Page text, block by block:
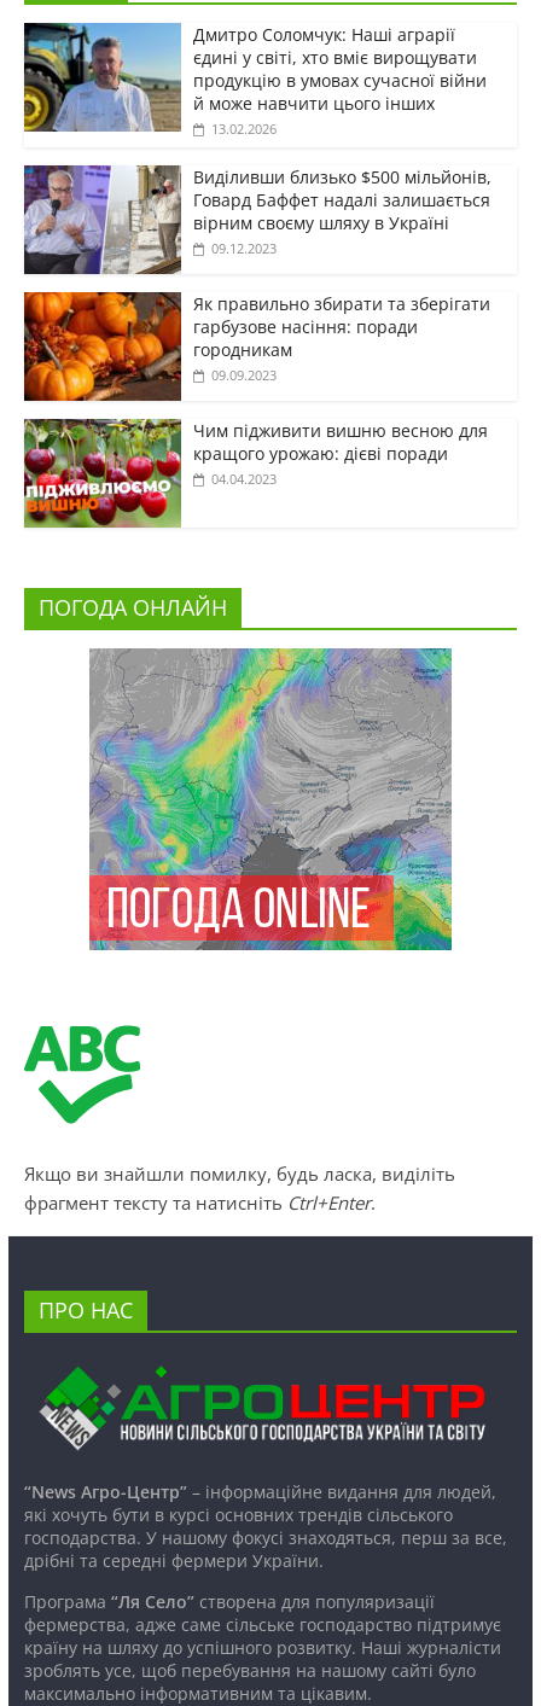
Дмитро Соломчук: Наші аграрії
єдині у світі, хто вміє вирощувати
продукцію в умовах сучасної війни
й може навчити цього інших
13.02.2026
Виділивши близько $500 мільйонів,
Говард Баффет надалі залишається
вірним своєму шляху в Україні
09.12.2023
Як правильно збирати та зберігати
гарбузове насіння: поради
городникам
09.09.2023
Чим підживити вишню весною для
кращого урожаю: дієві поради
04.04.2023
ПОГОДА ОНЛАЙН
Якщо ви знайшли помилку, будь ласка, виділіть
фрагмент тексту та натисніть Ctrl+Enter.
ПРО НАС
“News Агро-Центр”– інформаційне видання для людей,
які хочуть бути в курсі основних трендів сільського
господарства. У нашому фокусі знаходяться, перш за все,
дрібні та середні фермери України.
Програма “Ля Село”створена для популяризації
фермерства, адже саме сільське господарство підтримує
країну на шляху до успішного розвитку. Наші журналісти
зроблять усе, щоб перебування на нашому сайті було
максимально інформативним та цікавим.